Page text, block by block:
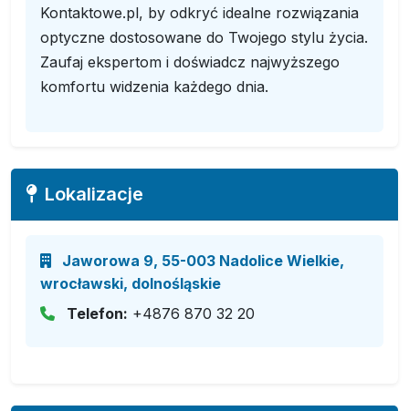
Kontaktowe.pl, by odkryć idealne rozwiązania
optyczne dostosowane do Twojego stylu życia.
Zaufaj ekspertom i doświadcz najwyższego
komfortu widzenia każdego dnia.
Lokalizacje
Jaworowa 9, 55-003 Nadolice Wielkie,
wrocławski, dolnośląskie
Telefon: +4876 870 32 20